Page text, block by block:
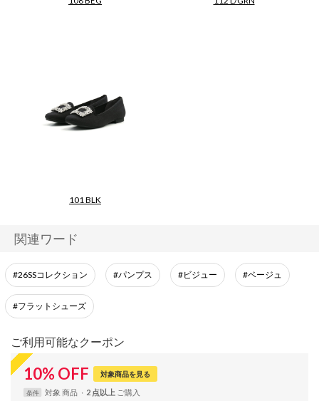
101 BLK
関連ワード
#26SSコレクション #パンプス #ビジュー #ベージュ
#フラットシューズ
ご利用可能なクーポン
10% OFF 対象商品を見る
条件 対象 商品 2 点以上